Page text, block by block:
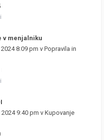
v menjalniku
8:09 pm v Popravila in
2024 9:40 pm v Kupovanje